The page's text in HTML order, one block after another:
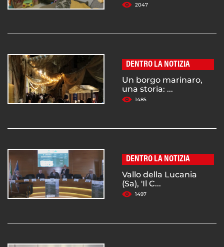
2047
DENTRO LA NOTIZIA
Un borgo marinaro,
una storia: ...
1485
DENTRO LA NOTIZIA
Vallo della Lucania
(Sa), 'Il C...
1497